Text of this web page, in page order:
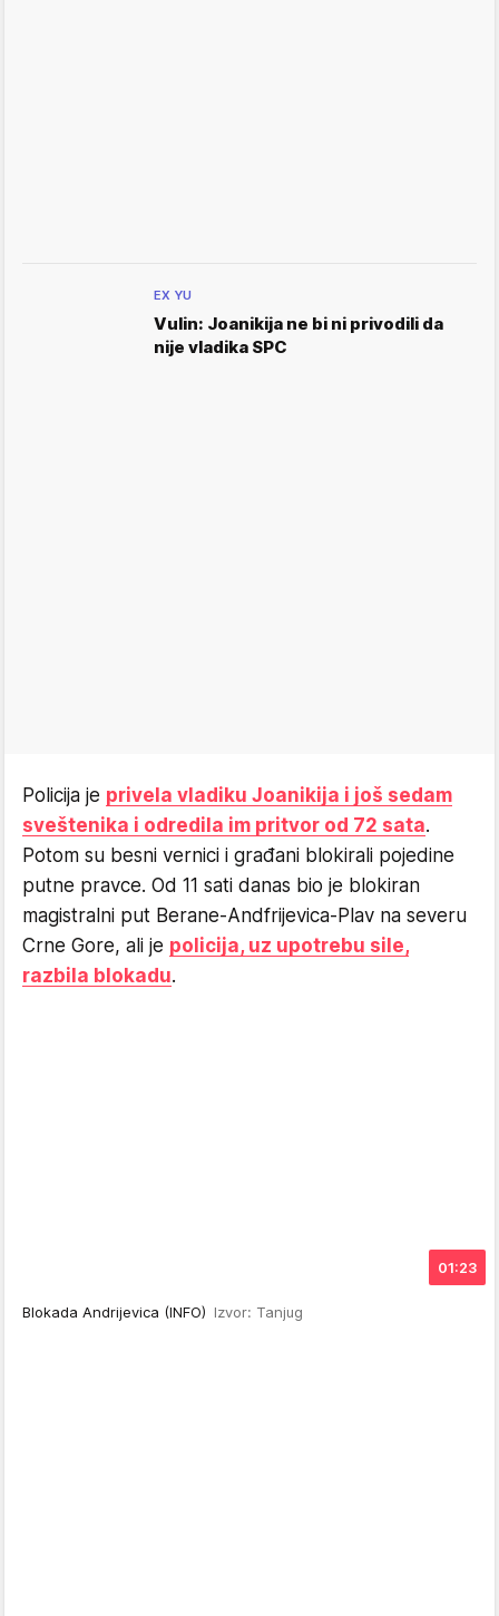
EX YU
Vulin: Joanikija ne bi ni privodili da
nije vladika SPC
Policija je privela vladiku Joanikija i još sedam
sveštenika i odredila im pritvor od 72 sata.
Potom su besni vernici i građani blokirali pojedine
putne pravce. Od 11 sati danas bio je blokiran
magistralni put Berane-Andfrijevica-Plav na severu
Crne Gore, ali je policija, uz upotrebu sile,
razbila blokadu.
01:23
Blokada Andrijevica (INFO) Izvor: Tanjug